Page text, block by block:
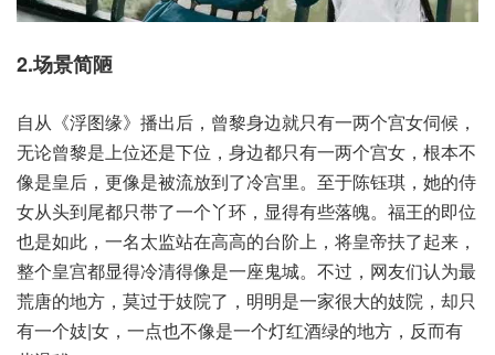
2.场景简陋
自从《浮图缘》播出后，曾黎身边就只有一两个宫女伺候，
无论曾黎是上位还是下位，身边都只有一两个宫女，根本不
像是皇后，更像是被流放到了冷宫里。至于陈钰琪，她的侍
女从头到尾都只带了一个丫环，显得有些落魄。福王的即位
也是如此，一名太监站在高高的台阶上，将皇帝扶了起来，
整个皇宫都显得冷清得像是一座鬼城。不过，网友们认为最
荒唐的地方，莫过于妓院了，明明是一家很大的妓院，却只
有一个妓|女，一点也不像是一个灯红酒绿的地方，反而有